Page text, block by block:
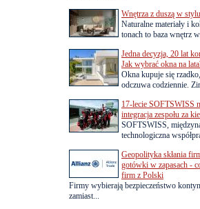
Wnętrza z duszą w
Naturalne materiały i
tonach to baza wnętrz w...
Jedna decyzja, 20 lat
Jak wybrać okna na
Okna kupuje się
odczuwa codziennie.
17-lecie SOFTSWISS
integracja zespołu za
SOFTSWISS,
technologiczna
Geopolityka skłania
gotówki w zapasach -
firm z Polski
Firmy wybierają bezpieczeństwo
zamiast...